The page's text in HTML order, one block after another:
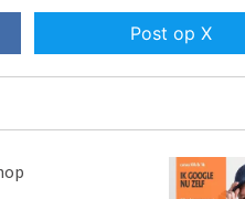
Post op X